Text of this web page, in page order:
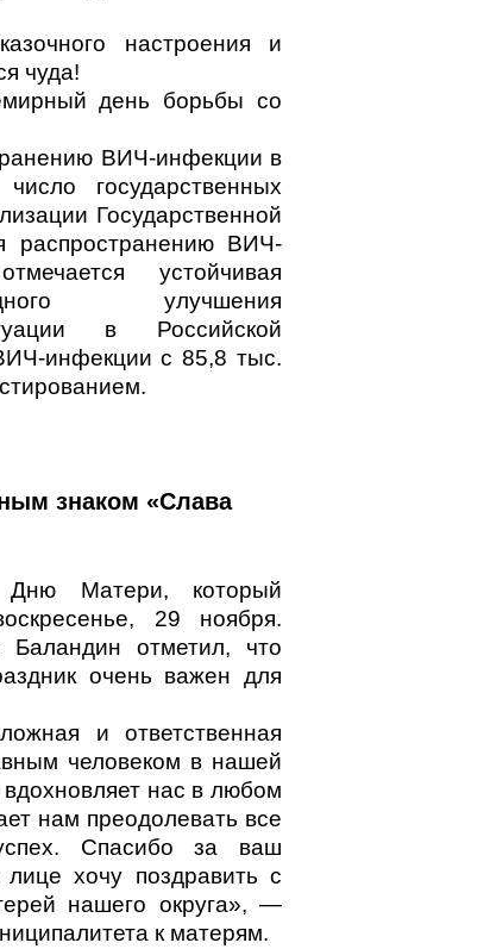
настроения и
чуда!
день борьбы со
ВИЧ-инфекции в
государственных
Государственной
распространению ВИЧ-
устойчивая
улучшения
в Российской
инфекции с 85,8 тыс.
знаком «Слава
Дню Матери, который
29 ноября.
Баландин отметил, что
очень важен для
и ответственная
человеком в нашей
нас в любом
нам преодолевать все
Спасибо за ваш
хочу поздравить с
нашего округа», —
к матерям.